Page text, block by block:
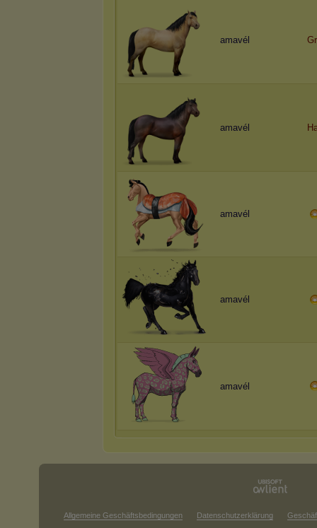
amavél
amavél
amavél
amavél
amavél
Allgemeine Geschäftsbedingungen Datenschutzerklärung